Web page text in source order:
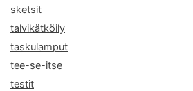
sketsit
talvikätköily
taskulamput
tee-se-itse
testit